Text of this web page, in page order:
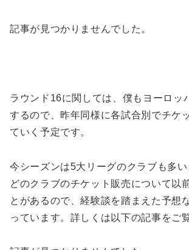
記事が見つかりませんでした。
ラウンド16に関しては、僕もヨーロッ
するので、昨年同様に各試合別でチケ
ていく予定です。
今シーズンは5大リーグのクラブも多
どのクラブのチケット販売について以
とがあるので、経験談を踏まえた予想
っています。詳しくは以下の記事をご